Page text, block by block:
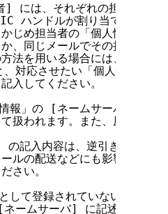
] には、それぞれの担当者の
ハンドルが割り当てられてい
じめ担当者の「個人情報」を
、同じメールでその担当者の
法を用いる場合には、「ネッ
対応させたい「個人情報」
入してください。
報」の [ネームサーバ] は、
扱われます。また、原則とし
の記入内容は、逆引きのため
ルの配送などにも影響します
さい。
して登録されていない逆引き
ームサーバ] に記述するため